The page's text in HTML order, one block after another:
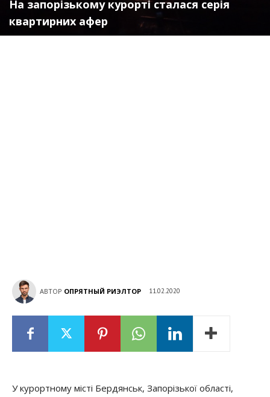
На запорізькому курорті сталася серія
квартирних афер
АВТОР ОПРЯТНЫЙ РИЭЛТОР 11.02.2020
У курортному місті Бердянськ, Запорізької області,